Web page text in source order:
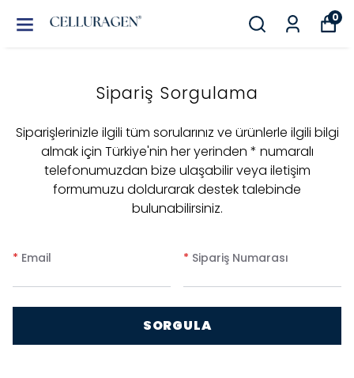
0
Sipariş Sorgulama
Siparişlerinizle ilgili tüm sorularınız ve ürünlerle ilgili bilgi
almak için Türkiye'nin her yerinden * numaralı
telefonumuzdan bize ulaşabilir veya iletişim
formumuzu doldurarak destek talebinde
bulunabilirsiniz.
* Email * Sipariş Numarası
SORGULA